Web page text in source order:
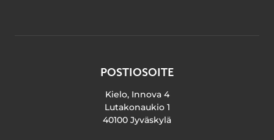
POSTIOSOITE
Kielo, Innova 4
Lutakonaukio 1
40100 Jyväskylä